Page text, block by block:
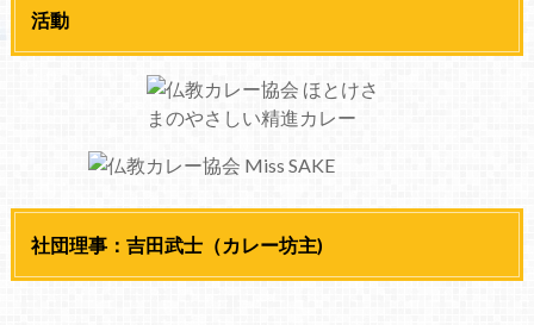
活動
社団理事：吉田武士（カレー坊主)